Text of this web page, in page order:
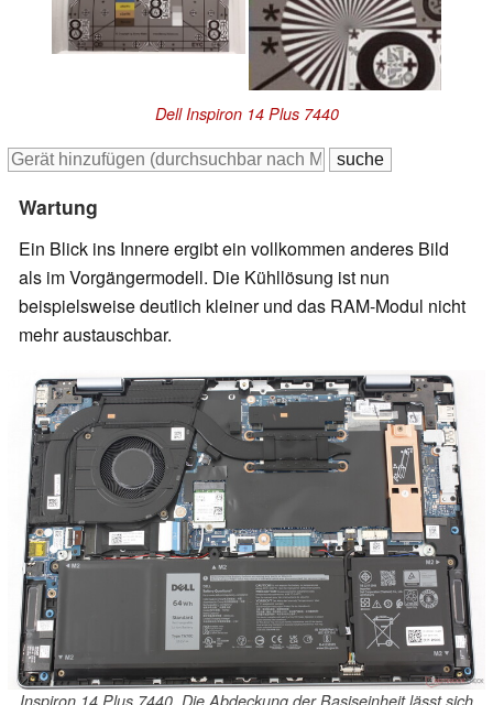
Dell Inspiron 14 Plus 7440
Wartung
Ein Blick ins Innere ergibt ein vollkommen anderes Bild
als im Vorgängermodell. Die Kühllösung ist nun
beispielsweise deutlich kleiner und das RAM-Modul nicht
mehr austauschbar.